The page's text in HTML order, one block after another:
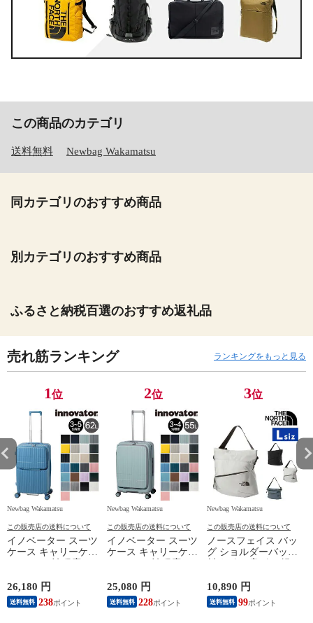
この商品のカテゴリ
送料無料 Newbag Wakamatsu
同カテゴリのおすすめ商品
別カテゴリのおすすめ商品
ふるさと納税百選のおすすめ返礼品
売れ筋ランキング ランキングをもっと見る
1位
Newbag Wakamatsu
この販売店の送料について
イノベーター スーツ
ケース キャリーケー
ス 62L 3-5泊程度
ズ レディース 送料
無料 誕生日プレゼン
ト 【正規代理店】
26,180 円
送料無料 238
2位
Newbag Wakamatsu
この販売店の送料について
イノベーター スーツ
ケース キャリーケー
ス 55L 3-4泊程度
ンズ レディース 送
料無料 誕生日プレゼ
ント 【正規代理店】
25,080 円
送料無料 228
3位
Newbag Wakamatsu
この販売店の送料について
ノースフェイス バッ
グ ショルダーバッグ
斜めがけ 肩がけ 軽
NORTH FACE ピレネ
ーショルダーL 8L B5
NM82508 メンズ レ
10,890 円
送料無料 99